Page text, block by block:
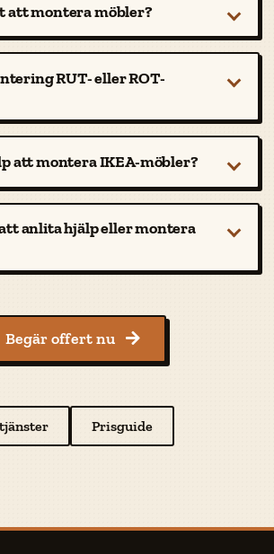
att montera möbler?
RUT- eller ROT-
att montera IKEA-möbler?
anlita hjälp eller montera
Begär offert nu 
Prisguide